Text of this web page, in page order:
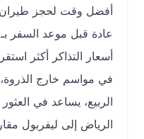
أفضل وقت لحجز طيران من
أسعار التذاكر أكثر استقرارًا
في مواسم خارج الذروة، مثل
الربيع، يساعد في العثور
الرياض إلى ليفربول مقارنة